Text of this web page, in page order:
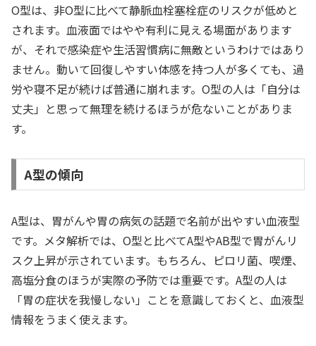
O型は、非O型に比べて静脈血栓塞栓症のリスクが低めと
されます。血液面ではやや有利に見える場面があります
が、それで感染症や生活習慣病に無敵というわけではあり
ません。動いて回復しやすい体感を持つ人が多くても、過
労や寝不足が続けば普通に崩れます。O型の人は「自分は
丈夫」と思って無理を続けるほうが危ないことがありま
す。
A型の傾向
A型は、胃がんや胃の病気の話題で名前が出やすい血液型
です。メタ解析では、O型と比べてA型やAB型で胃がんリ
スク上昇が示されています。もちろん、ピロリ菌、喫煙、
高塩分食のほうが実際の予防では重要です。A型の人は
「胃の症状を我慢しない」ことを意識しておくと、血液型
情報をうまく使えます。